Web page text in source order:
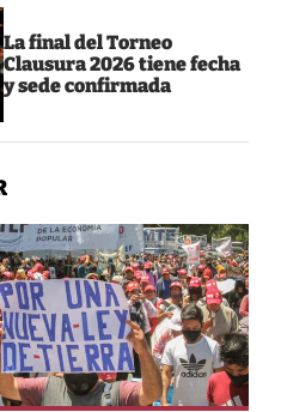
La final del Torneo
Clausura 2026 tiene fecha
y sede confirmada